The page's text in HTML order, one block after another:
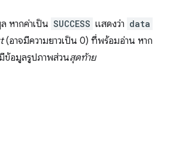
หากค่าเป็น SUCCESS แสดงว่า data
(อาจมีความยาวเป็น 0) ที่พร้อมอ่าน หาก
ข้อมูลรูปภาพส่วนสุดท้าย